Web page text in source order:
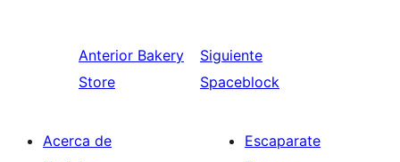
Anterior Bakery
Store
Siguiente
Spaceblock
Acerca de
Escaparate